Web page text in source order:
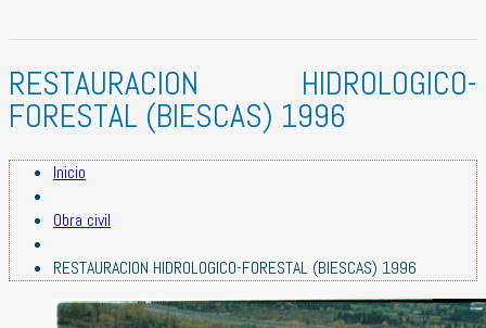
RESTAURACION HIDROLOGICO-
FORESTAL (BIESCAS) 1996
Inicio
Obra civil
RESTAURACION HIDROLOGICO-FORESTAL (BIESCAS) 1996